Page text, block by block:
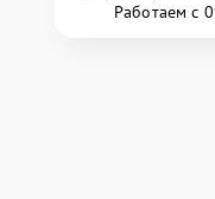
Работаем с